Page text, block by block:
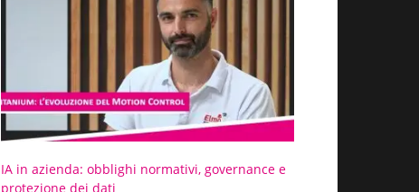
IA in azienda: obblighi normativi, governance e
protezione dei dati